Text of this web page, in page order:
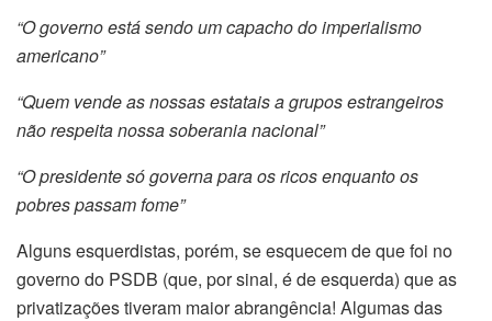
“O governo está sendo um capacho do imperialismo
americano”
“Quem vende as nossas estatais a grupos estrangeiros
não respeita nossa soberania nacional”
“O presidente só governa para os ricos enquanto os
pobres passam fome”
Alguns esquerdistas, porém, se esquecem de que foi no
governo do PSDB (que, por sinal, é de esquerda) que as
privatizações tiveram maior abrangência! Algumas das